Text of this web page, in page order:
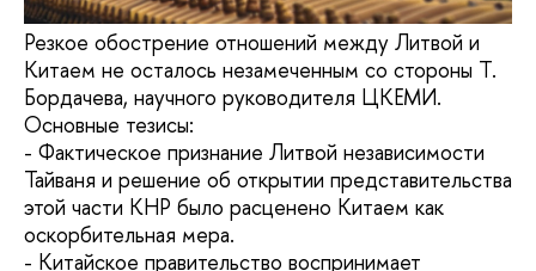
Резкое обострение отношений между Литвой и
Китаем не осталось незамеченным со стороны Т.
Бордачева, научного руководителя ЦКЕМИ.
Основные тезисы:
- Фактическое признание Литвой независимости
Тайваня и решение об открытии представительства
этой части КНР было расценено Китаем как
оскорбительная мера.
- Китайское правительство воспринимает